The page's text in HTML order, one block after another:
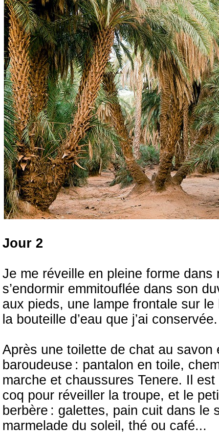
Jour 2
Je me réveille en pleine forme dans
s’endormir emmitouflée dans son
aux pieds, une lampe frontale sur
la bouteille d’eau que j’ai conservée.
Après une toilette de chat au savon
baroudeuse : pantalon en toile,
marche et chaussures Tenere. Il
coq pour réveiller la troupe, et le
berbère : galettes, pain cuit dans
marmelade du soleil, thé ou café...